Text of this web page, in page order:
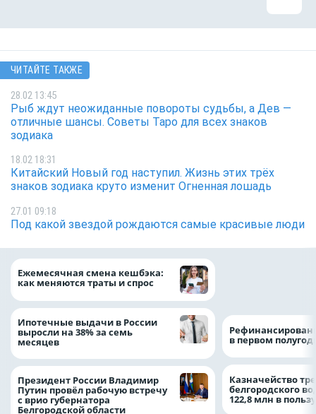
ЧИТАЙТЕ ТАКЖЕ
28.02 13:45
Рыб ждут неожиданные повороты судьбы, а Дев —
отличные шансы. Советы Таро для всех знаков
зодиака
18.02 18:31
Китайский Новый год наступил. Жизнь этих трёх
знаков зодиака круто изменит Огненная лошадь
27.01 09:18
Под какой звездой рождаются самые красивые люди
Ежемесячная смена кешбэка:
как меняются траты и спрос
Ипотечные выдачи в России
выросли на 38% за семь
месяцев
Президент России Владимир
Путин провёл рабочую встречу
с врио губернатора
Белгородской области
в первом
Казначейство
белгородского
122,8 млн в